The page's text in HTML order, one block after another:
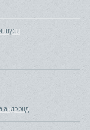
андроид